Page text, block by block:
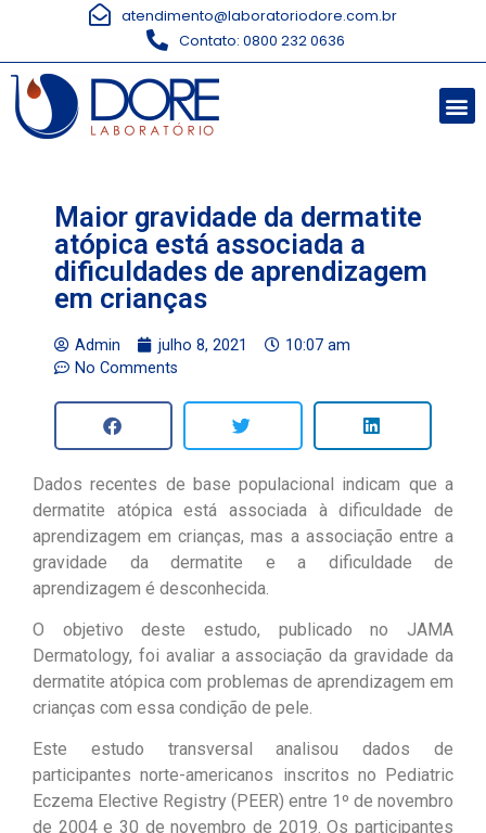
atendimento@laboratoriodore.com.br
Contato: 0800 232 0636
Maior gravidade da dermatite
atópica está associada a
dificuldades de aprendizagem
em crianças
Admin julho 8, 2021
10:07 am
No Comments
Dados recentes de base populacional indicam que a
dermatite atópica está associada à dificuldade de
aprendizagem em crianças, mas a associação entre a
gravidade da dermatite e a dificuldade de
aprendizagem é desconhecida.
O objetivo deste estudo, publicado no JAMA
Dermatology, foi avaliar a associação da gravidade da
dermatite atópica com problemas de aprendizagem em
crianças com essa condição de pele.
Este estudo transversal analisou dados de
participantes norte-americanos inscritos no Pediatric
Eczema Elective Registry (PEER) entre 1º de novembro
de 2004 e 30 de novembro de 2019. Os participantes